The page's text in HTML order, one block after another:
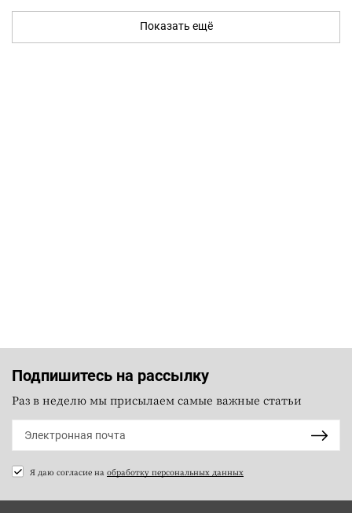
Показать ещё
Подпишитесь на рассылку
Раз в неделю мы присылаем самые важные статьи
Я даю согласие на обработку персональных данных